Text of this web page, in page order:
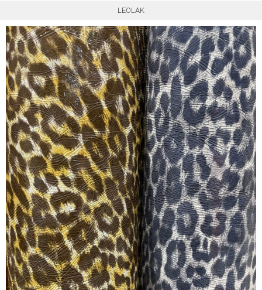
LEOLAK